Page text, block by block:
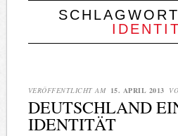
VERÖFFENTLICHT AM 15. APRIL 2013
DEUTSCHLAND
IDENTITÄT